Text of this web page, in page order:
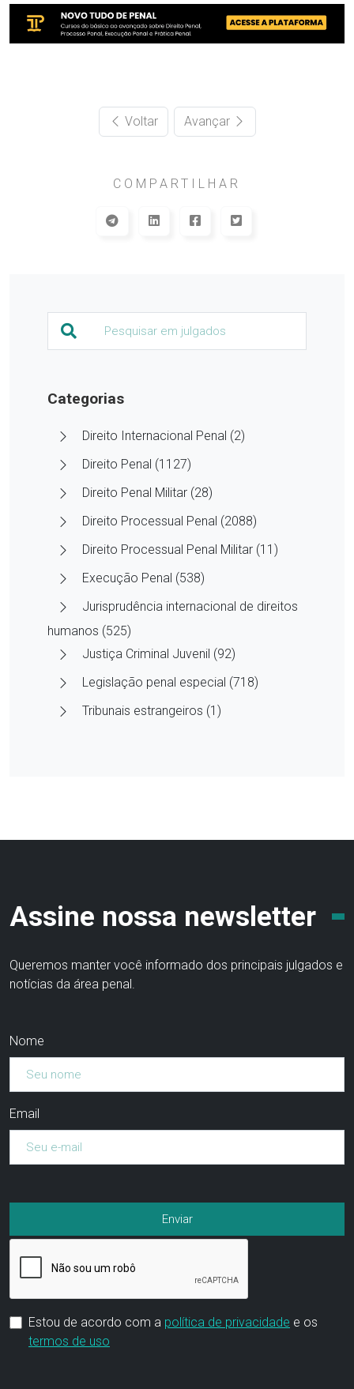
Voltar Avançar
COMPARTILHAR
Categorias
Direito Internacional Penal (2)
Direito Penal (1127)
Direito Penal Militar (28)
Direito Processual Penal (2088)
Direito Processual Penal Militar (11)
Execução Penal (538)
Jurisprudência internacional de direitos
humanos (525)
Justiça Criminal Juvenil (92)
Legislação penal especial (718)
Tribunais estrangeiros (1)
Assine nossa newsletter
Queremos manter você informado dos principais julgados e
notícias da área penal.
Nome
Email
Estou de acordo com a política de privacidade e os
termos de uso